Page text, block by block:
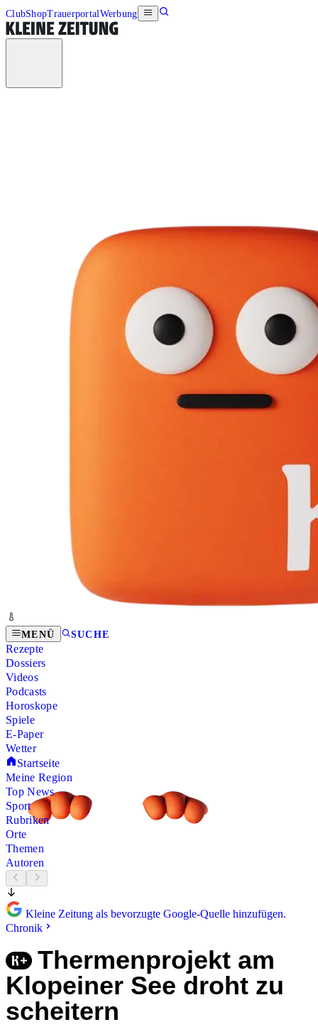
ClubShopTrauerportalWerbung
MENÜ SUCHE
Rezepte
Dossiers
Videos
Podcasts
Horoskope
Spiele
E-Paper
Wetter
Startseite
Meine Region
Top News
Sport
Rubriken
Orte
Themen
Autoren
Kleine Zeitung als bevorzugte Google-Quelle hinzufügen.
Chronik
Thermenprojekt am
Klopeiner See droht zu
scheitern